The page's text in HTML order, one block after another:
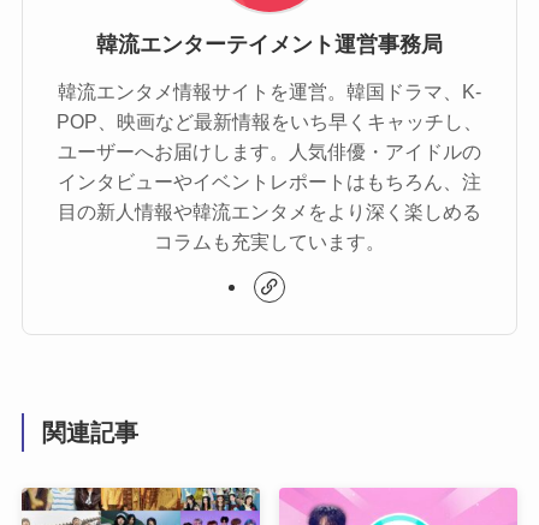
韓流エンターテイメント運営事務局
韓流エンタメ情報サイトを運営。韓国ドラマ、K-
POP、映画など最新情報をいち早くキャッチし、
ユーザーへお届けします。人気俳優・アイドルの
インタビューやイベントレポートはもちろん、注
目の新人情報や韓流エンタメをより深く楽しめる
コラムも充実しています。
関連記事